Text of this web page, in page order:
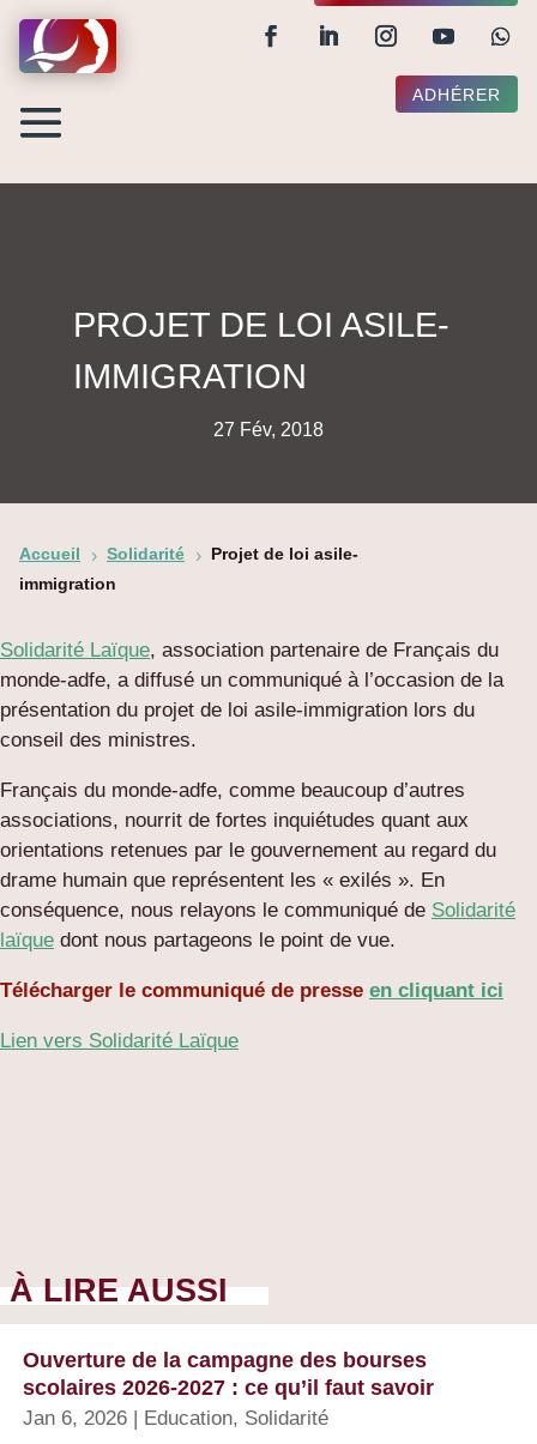
ADHÉRER
PROJET DE LOI ASILE-
IMMIGRATION
27 Fév, 2018
Accueil 5 Solidarité 5
Projet de loi asile-
immigration
Solidarité Laïque, association partenaire de Français du
monde-adfe, a diffusé un communiqué à l’occasion de la
présentation du projet de loi asile-immigration lors du
conseil des ministres.
Français du monde-adfe, comme beaucoup d’autres
associations, nourrit de fortes inquiétudes quant aux
orientations retenues par le gouvernement au regard du
drame humain que représentent les « exilés ». En
conséquence, nous relayons le communiqué de Solidarité
laïque dont nous partageons le point de vue.
Télécharger le communiqué de presse en cliquant ici
Lien vers Solidarité Laïque
À LIRE AUSSI
Ouverture de la campagne des bourses
scolaires 2026-2027 : ce qu’il faut savoir
Jan 6, 2026 Education, Solidarité